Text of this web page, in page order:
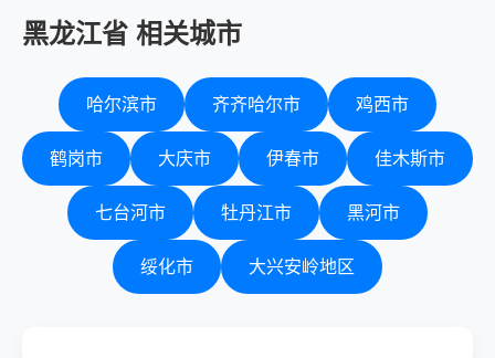
黑龙江省 相关城市
哈尔滨市 齐齐哈尔市 鸡西市
鹤岗市 大庆市 伊春市 佳木斯市
七台河市 牡丹江市 黑河市
绥化市 大兴安岭地区